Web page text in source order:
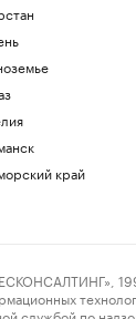
край